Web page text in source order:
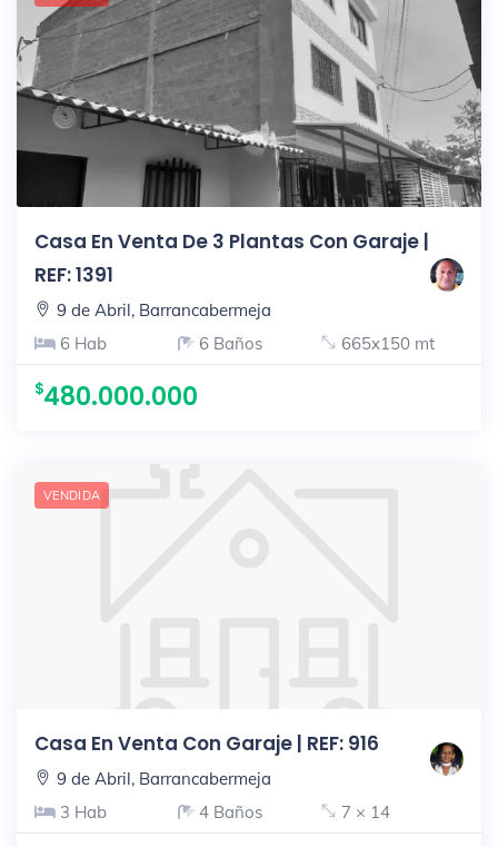
Casa En Venta De 3 Plantas Con Garaje |
REF: 1391
9 de Abril, Barrancabermeja
6 Hab
6 Baños 665x150 mt
480.000.000
VENDIDA
Casa En Venta Con Garaje | REF: 916
9 de Abril, Barrancabermeja
3 Hab
4 Baños 7 × 14